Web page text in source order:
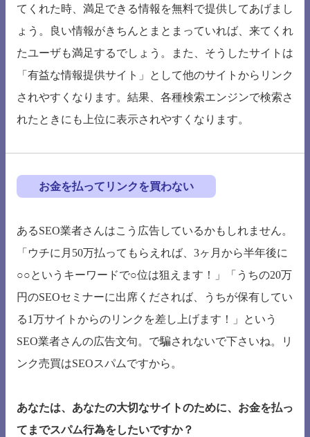
てくれた時、満足できる情報を無料で提供してあげまし
ょう。良い情報がきちんとまとまっていれば、来てくれ
たユーザも満足するでしょう。また、そうしたサイトは
「有益な情報提供サイト」として他のサイトからリンク
されやすくなります。結果、各種検索エンジンで検索さ
れたときにも上位に表示されやすくなります。
お金を払ってリンクを買わない
あるSEO業者さんはこう広告しているかもしれません。
「ウチに月50万払ってもらえれば、3ヶ月から半年後に
○○というキーワードで○位は狙えます！」「うちの20万
円のSEOセミナーに出席くだされば、うちが保有してい
る1万サイトからのリンクを差し上げます！」という
SEO業者さんの広告文句。で騙されないで下さいね。リ
ンク売買はSEOスパムですから。
あなたは、あなたの大切なサイトのために、お金を払っ
てまでスパム行為をしたいですか？